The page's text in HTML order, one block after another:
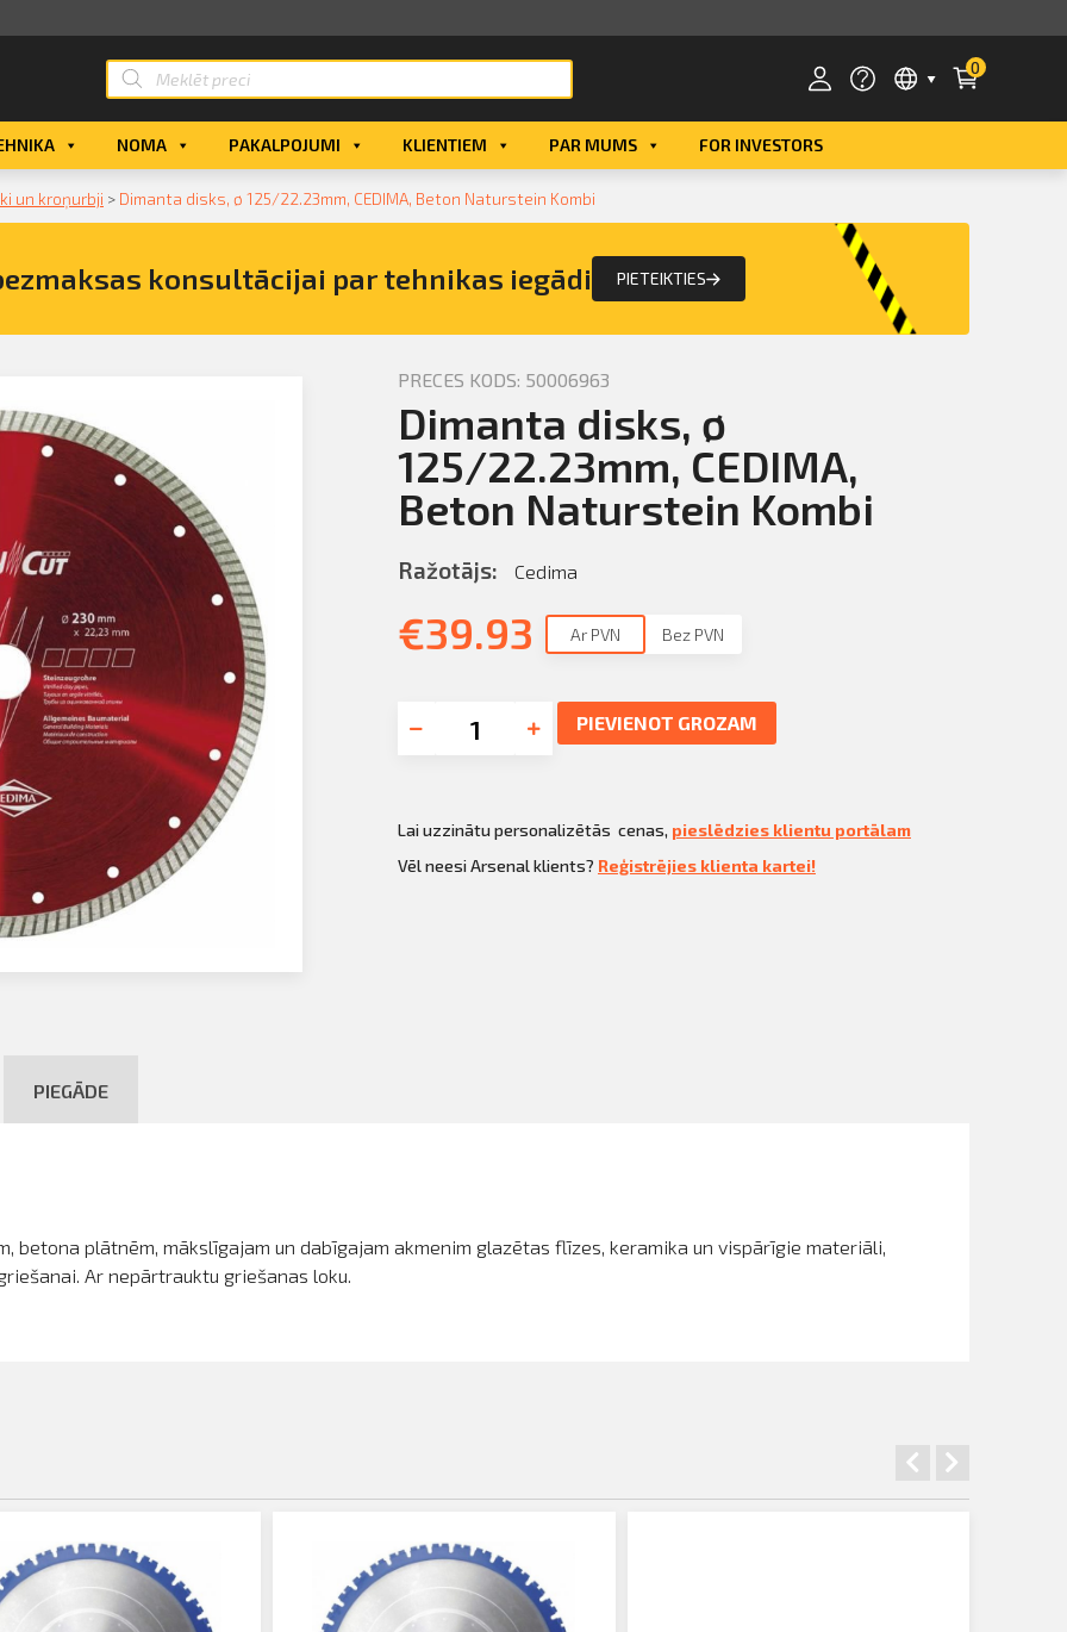
0
eParaksts
eParaksts mobile
NOMA PAKALPOJUMI KLIENTIEM PAR MUMS FOR INVESTORS
un kroņurbji > Dimanta disks, ø 125/22.23mm, CEDIMA, Beton Naturstein Kombi
konsultācijai par tehnikas iegādi PIETEIKTIES
ø
PRECES KODS: 50006963
Dimanta disks, ø
125/22.23mm, CEDIMA,
Beton Naturstein Kombi
Ražotājs: Cedima
€39.93 Ar PVN Bez PVN
PIEVIENOT GROZAM
Lai uzzinātu personalizētās cenas, pieslēdzies klientu portālam
Vēl neesi Arsenal klients? Reģistrējies klienta kartei!
PIEGĀDE
betona plātnēm, mākslīgajam un dabīgajam akmenim glazētas flīzes, keramika un vispārīgie materiāli,
Ar nepārtrauktu griešanas loku.